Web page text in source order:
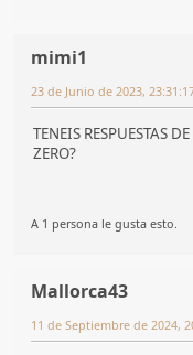
mimi1
23 de Junio de 2023,
TENEIS RESPUESTAS
ZERO?
A 1 persona le gusta esto.
Mallorca43
11 de Septiembre de 2024,